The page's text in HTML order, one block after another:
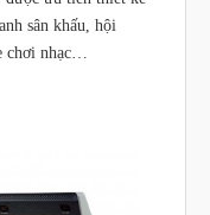
sân khấu, hội
chơi nhạc…